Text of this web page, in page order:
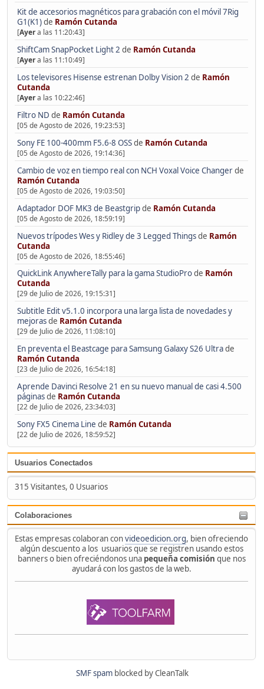
Kit de accesorios magnéticos para grabación con el móvil 7Rig
G1(K1)de Ramón Cutanda
[Ayera las 11:20:43]
ShiftCam SnapPocket Light 2 de Ramón Cutanda
[Ayera las 11:10:49]
Los televisores Hisense estrenan Dolby Vision 2 de Ramón
Cutanda
[Ayera las 10:22:46]
Filtro ND de Ramón Cutanda
[05 de Agosto de 2026, 19:23:53]
Sony FE 100-400mm F5.6-8 OSSde Ramón Cutanda
[05 de Agosto de 2026, 19:14:36]
Cambio de voz en tiempo real con NCH Voxal Voice Changerde
Ramón Cutanda
[05 de Agosto de 2026, 19:03:50]
Adaptador DOF MK3 de Beastgripde Ramón Cutanda
[05 de Agosto de 2026, 18:59:19]
Nuevos trípodes Wes y Ridley de 3 Legged Thingsde Ramón
Cutanda
[05 de Agosto de 2026, 18:55:46]
QuickLink AnywhereTally para la gama StudioProde Ramón
Cutanda
[29 de Julio de 2026, 19:15:31]
Subtitle Edit v5.1.0 incorpora una larga lista de novedades y
mejorasde Ramón Cutanda
[29 de Julio de 2026, 11:08:10]
En preventa el Beastcage para Samsung Galaxy S26 Ultrade
Ramón Cutanda
[23 de Julio de 2026, 16:54:18]
Aprende Davinci Resolve 21 en su nuevo manual de casi 4.500
páginasde Ramón Cutanda
[22 de Julio de 2026, 23:34:03]
Sony FX5 Cinema Line de Ramón Cutanda
[22 de Julio de 2026, 18:59:52]
Usuarios Conectados
315 Visitantes, 0 Usuarios
Colaboraciones
Estas empresas colaboran convideoedicion.org, bien ofreciendo
algún descuento a los usuarios que se registren usando estos
banners o bien ofreciéndonos una pequeña comisión que nos
ayudará con los gastos de la web.
SMF spamblocked by CleanTalk